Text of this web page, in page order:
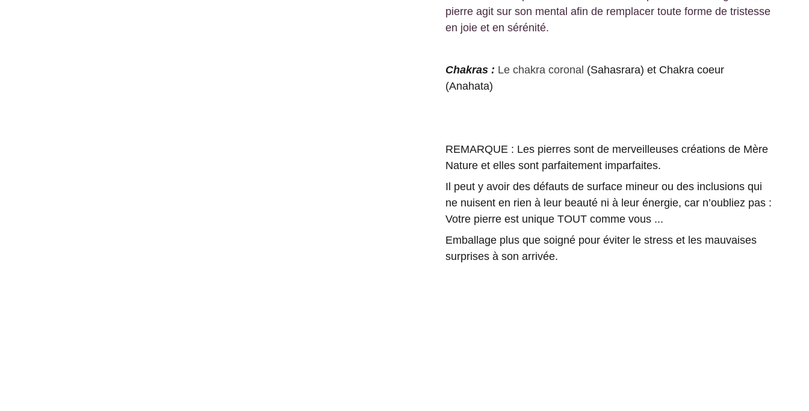
pierre agit sur son mental afin de remplacer toute forme de tristesse
en joie et en sérénité.
Chakras : Le chakra coronal (Sahasrara) et Chakra coeur
(Anahata)
REMARQUE : Les pierres sont de merveilleuses créations de Mère
Nature et elles sont parfaitement imparfaites.
Il peut y avoir des défauts de surface mineur ou des inclusions qui
ne nuisent en rien à leur beauté ni à leur énergie, car n’oubliez pas :
Votre pierre est unique TOUT comme vous ...
Emballage plus que soigné pour éviter le stress et les mauvaises
surprises à son arrivée.